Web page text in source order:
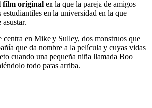
film original en la que la pareja de amigos
estudiantiles en la universidad en la que
asustar.
centra en Mike y Sulley, dos monstruos que
que da nombre a la película y cuyas vidas
cuando una pequeña niña llamada Boo
todo patas arriba.